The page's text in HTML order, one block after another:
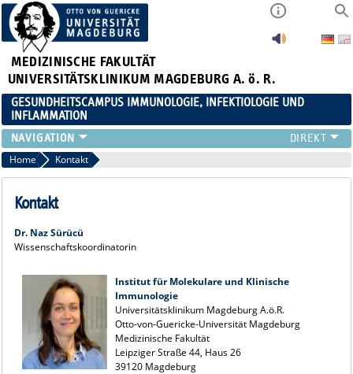
MEDIZINISCHE FAKULTÄT
UNIVERSITÄTSKLINIKUM MAGDEBURG A. ö. R.
GESUNDHEITSCAMPUS IMMUNOLOGIE, INFEKTIOLOGIE UND
INFLAMMATION
ÜBER UNS
MITGLIEDER
PAPER D. JAHRES
YOUNG ACADEMY
LINKS
KONTAKT
Home Kontakt
Kontakt
Dr. Naz Sürücü
Wissenschaftskoordinatorin
Institut für Molekulare und Klinische
Immunologie
Universitätsklinikum Magdeburg A.ö.R.
Otto-von-Guericke-Universität Magdeburg
Medizinische Fakultät
Leipziger Straße 44, Haus 26
39120 Magdeburg